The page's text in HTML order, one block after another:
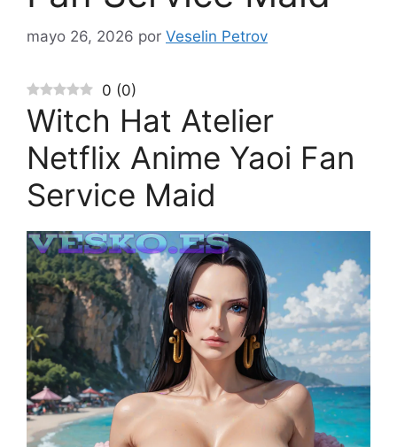
mayo 26, 2026 por Veselin Petrov
0 (0)
Witch Hat Atelier
Netflix Anime Yaoi Fan
Service Maid